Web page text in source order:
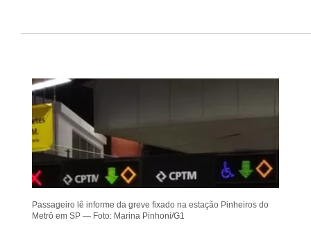
Passageiro lê informe da greve fixado na estação Pinheiros do
Metrô em SP — Foto: Marina Pinhoni/G1